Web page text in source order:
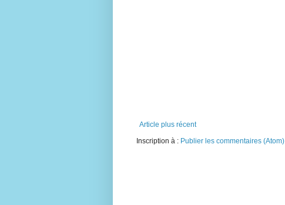
Article plus récent
Inscription à : Publier les commentaires (Atom)